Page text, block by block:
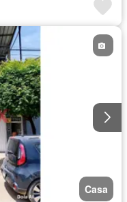
Casa